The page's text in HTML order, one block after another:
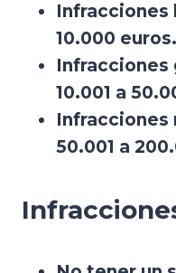
Infracciones
10.000 euros.
Infracciones
10.001 a
Infracciones
50.001 a